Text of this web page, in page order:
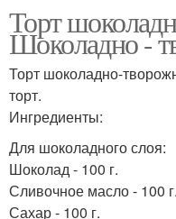
Торт
Шоколадно -
Торт шоколадно-
торт.
Ингредиенты:
Для шоколадного слоя:
Шоколад - 100 г.
Сливочное масло - 100 г.
Сахар - 100 г.